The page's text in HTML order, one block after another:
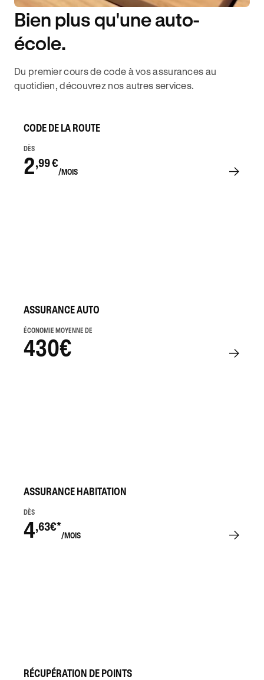
DISPONIBILITÉ 6J/7
Bien plus qu'une auto-
école.
Du premier cours de code à vos assurances au
quotidien, découvrez nos autres services.
CODE DE LA ROUTE
DÈS
2,99 €
/MOIS
ASSURANCE AUTO
ÉCONOMIE MOYENNE DE
430€
ASSURANCE HABITATION
DÈS
4,63€*
/MOIS
RÉCUPÉRATION DE POINTS